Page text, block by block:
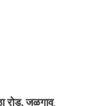
रोड, जळगाव.